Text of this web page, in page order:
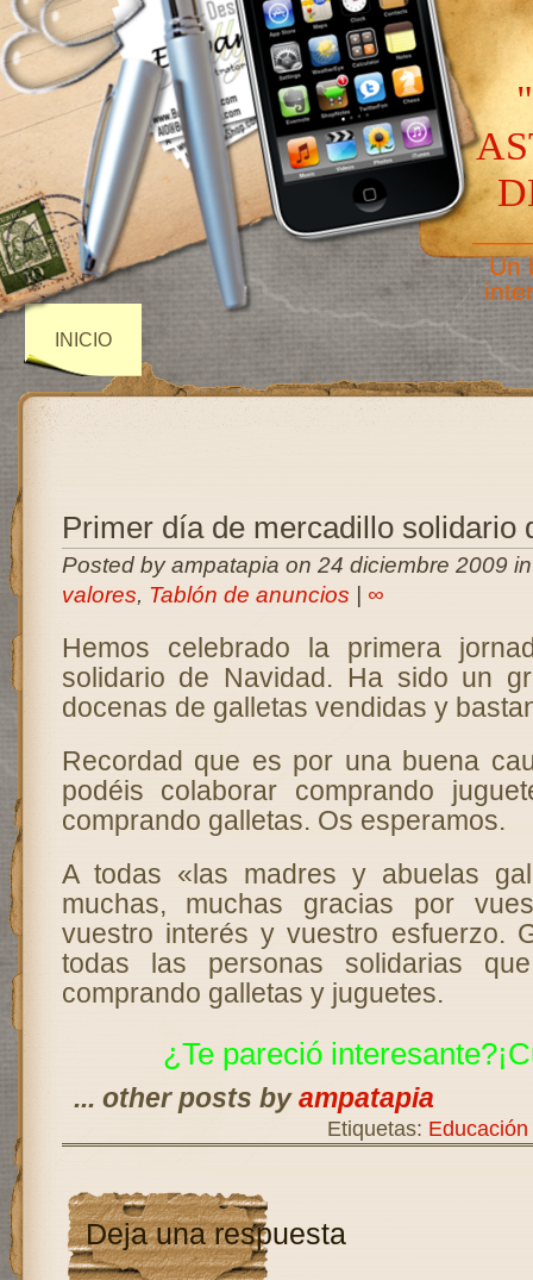
Un
INICIO
Primer día de mercadillo solidario
Posted by ampatapia on 24 diciembre 2009
valores, Tablón de anuncios ∞
Hemos celebrado la primera
solidario de Navidad. Ha sido un
docenas de galletas vendidas y
Recordad que es por una buena
podéis colaborar comprando
comprando galletas. Os esperamos.
A todas «las madres y abuelas
muchas, muchas gracias por
vuestro interés y vuestro esfuerzo.
todas las personas solidarias
comprando galletas y juguetes.
¿Te pareció
... other posts byampatapia
Etiquetas:
Deja una respuesta